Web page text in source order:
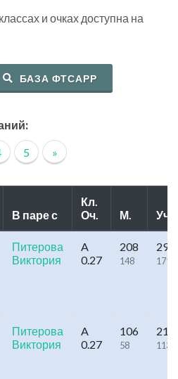
и очках доступна на
БАЗА ФТСАРР
5 »
В паре с
Кл.
Оч.
М. Уч.
Питерова
Виктория
A
0.27
208
148
296
171
Питерова
Виктория
A
0.27
106
58
212
113